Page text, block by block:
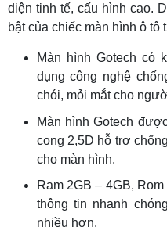
diện tinh tế, cấu hình cao.
bật của chiếc màn hình ô tô
Màn hình Gotech có
dụng công nghệ
chói, mỏi mắt cho
Màn hình Gotech
cong 2,5D hỗ trợ
cho màn hình.
Ram 2GB – 4GB,
thông tin nhanh
nhiều hơn.